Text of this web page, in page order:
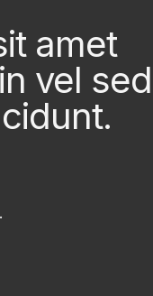
amet
vel